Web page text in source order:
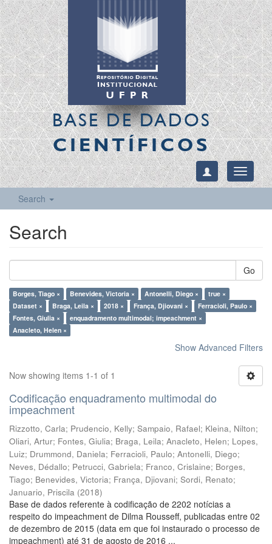
BASE DE DADOS
CIENTÍFICOS
Toggle
Search
Search
Go
Borges, Tiago × Benevides, Victoria × Antonelli, Diego ×
true ×
Dataset ×
Braga, Leila × 2018 × França, Djiovani ×
Ferracioli, Paulo ×
Fontes, Giulia ×
enquadramento multimodal; impeachment ×
Anacleto, Helen ×
Show Advanced Filters
Now showing items 1-1 of 1
Codificação enquadramento multimodal do
impeachment
Rizzotto, Carla; Prudencio, Kelly; Sampaio, Rafael; Kleina, Nilton;
Oliari, Artur; Fontes, Giulia; Braga, Leila; Anacleto, Helen; Lopes,
Luiz; Drummond, Daniela; Ferracioli, Paulo; Antonelli, Diego;
Neves, Dédallo; Petrucci, Gabriela; Franco, Crislaine; Borges,
Tiago; Benevides, Victoria; França, Djiovani; Sordi, Renato;
Januario, Priscila (2018)
Base de dados referente à codificação de 2202 notícias a
respeito do impeachment de Dilma Rousseff, publicadas entre 02
de dezembro de 2015 (data em que foi instaurado o processo de
impeachment) até 31 de agosto de 2016 ...